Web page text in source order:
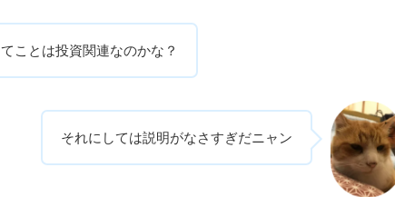
ことは投資関連なのかな？
それにしては説明がなさすぎだニャン